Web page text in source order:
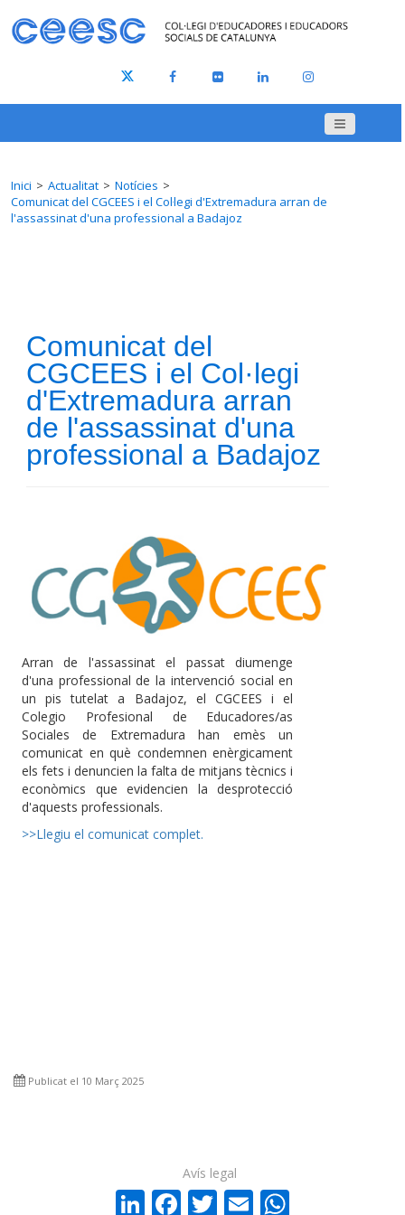
Inici Actualitat
Notícies
Comunicat del CGCEES i el Col·legi d'Extremadura arran de
l'assassinat d'una professional a Badajoz
Comunicat del
CGCEES i el Col·legi
d'Extremadura arran
de l'assassinat d'una
professional a Badajoz
Arran de l'assassinat el passat diumenge
d'una professional de la intervenció social en
un pis tutelat a Badajoz, el CGCEES i el
Colegio Profesional de Educadores/as
Sociales de Extremadura han emès un
comunicat en què condemnen enèrgicament
els fets i denuncien la falta de mitjans tècnics i
econòmics que evidencien la desprotecció
d'aquests professionals.
>>Llegiu el comunicat complet.
Publicat el 10 Març 2025
LinkedIn
Facebook
Twitter
Email
Avís legal